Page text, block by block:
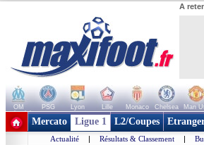
A
OM PSG Lyon Lille Monaco Chelsea Man
+ de clubs
Mercato Ligue 1 L2/Coupes
Actualité | Résultats & Classement |